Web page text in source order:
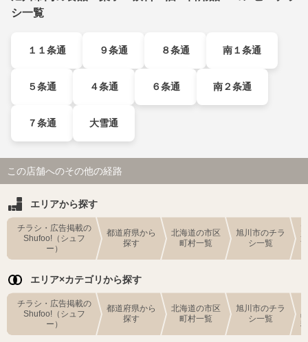
シ一覧
１１条通 ９条通 ８条通 南１条通
５条通 ４条通 ６条通 南２条通
７条通 大雪通
この店舗へのその他の経路
エリアから探す
チラシ・広告掲載の
Shufoo!（シュフ
ー）
都道府県から
探す
北海道の市区
町村一覧
旭川市のチラ
シ一覧
エリア×カテゴリから探す
チラシ・広告掲載の
Shufoo!（シュフ
ー）
都道府県から
探す
北海道の市区
町村一覧
旭川市のチラ
シ一覧